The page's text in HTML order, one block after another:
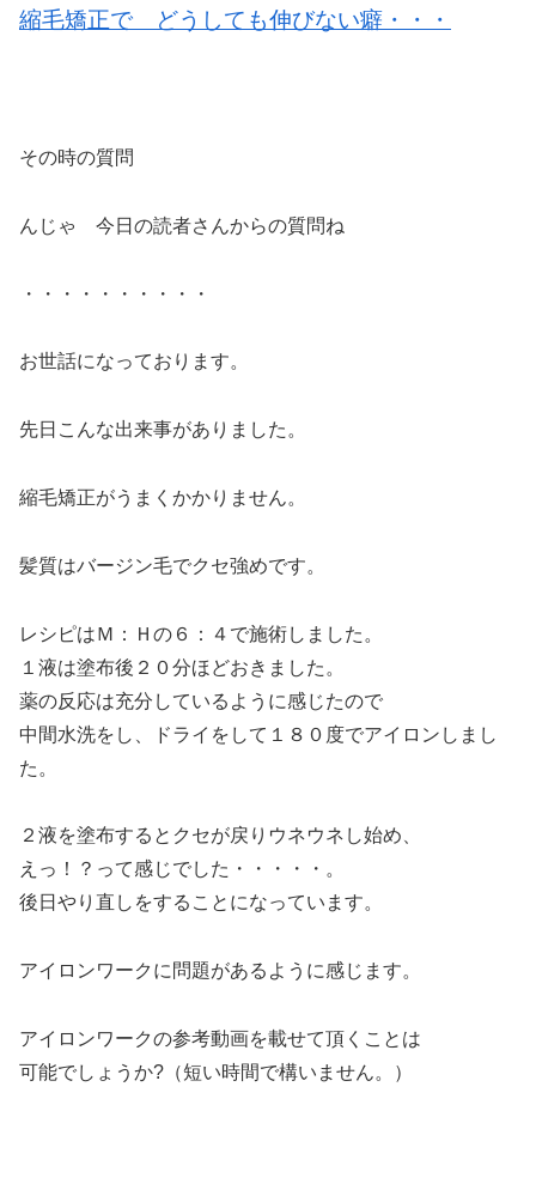
縮毛矯正で どうしても伸びない癖・・・
その時の質問
んじゃ 今日の読者さんからの質問ね
・・・・・・・・・・
お世話になっております。
先日こんな出来事がありました。
縮毛矯正がうまくかかりません。
髪質はバージン毛でクセ強めです。
レシピはＭ：Ｈの６：４で施術しました。
１液は塗布後２０分ほどおきました。
薬の反応は充分しているように感じたので
中間水洗をし、ドライをして１８０度でアイロンしまし
た。
２液を塗布するとクセが戻りウネウネし始め、
えっ！？って感じでした・・・・・。
後日やり直しをすることになっています。
アイロンワークに問題があるように感じます。
アイロンワークの参考動画を載せて頂くことは
可能でしょうか?（短い時間で構いません。）